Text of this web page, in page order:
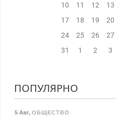
10
11 12 13
17
18 19 20
24
25 26 27
31
1 2 3
ПОПУЛЯРНО
5 Авг, ОБЩЕСТВО